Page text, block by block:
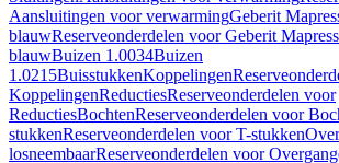
Aansluitingen voor verwarmingGeberit
blauwReserveonderdelen voor Geberit
blauwBuizen 1.0034Buizen
1.0215BuisstukkenKoppelingen
KoppelingenReductiesReserveonderdelen voor
ReductiesBochtenReserveonderdelen voor
stukkenReserveonderdelen voor T-stukken
losneembaarReserveonderdelen voor